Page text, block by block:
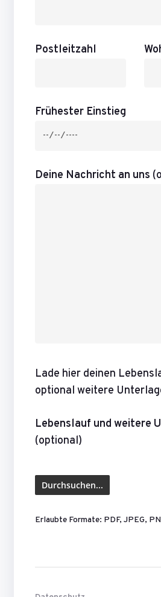
Postleitzahl
Frühester Einstieg
Deine Nachricht an uns
Lade hier deinen
optional weitere
Lebenslauf und weitere
(optional)
Erlaubte Formate: PDF, JPEG,